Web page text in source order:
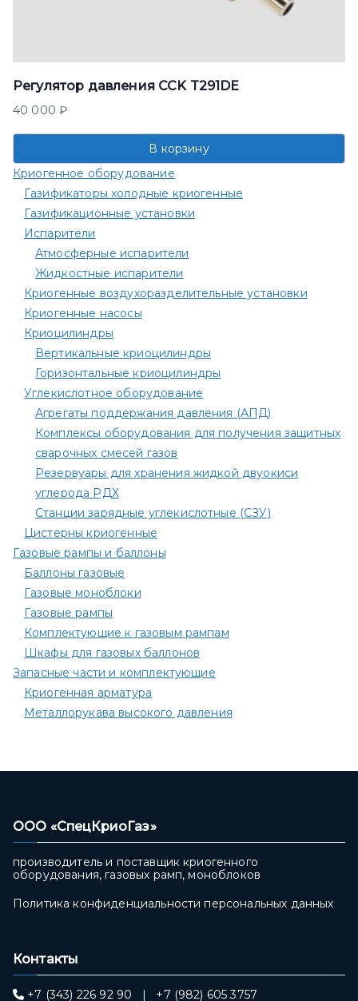
Регулятор давления CCK T291DE
40 000₽
В корзину
Криогенное оборудование
Газификаторы холодные криогенные
Газификационные установки
Испарители
Атмосферные испарители
Жидкостные испарители
Криогенные воздухоразделительные установки
Криогенные насосы
Криоцилиндры
Вертикальные криоцилиндры
Горизонтальные криоцилиндры
Углекислотное оборудование
Агрегаты поддержания давления (АПД)
Комплексы оборудования для получения защитных
сварочных смесей газов
Резервуары для хранения жидкой двуокиси
углерода РДХ
Станции зарядные углекислотные (СЗУ)
Цистерны криогенные
Газовые рампы и баллоны
Баллоны газовые
Газовые моноблоки
Газовые рампы
Комплектующие к газовым рампам​
Шкафы для газовых баллонов
Запасные части и комплектующие
Криогенная арматура
Металлорукава высокого давления
ООО «СпецКриоГаз»
производитель и поставщик криогенного
оборудования, газовых рамп, моноблоков
Политика конфиденциальности персональных данных
Контакты
+7 (343) 226 92 90 | +7 (982) 605 3757